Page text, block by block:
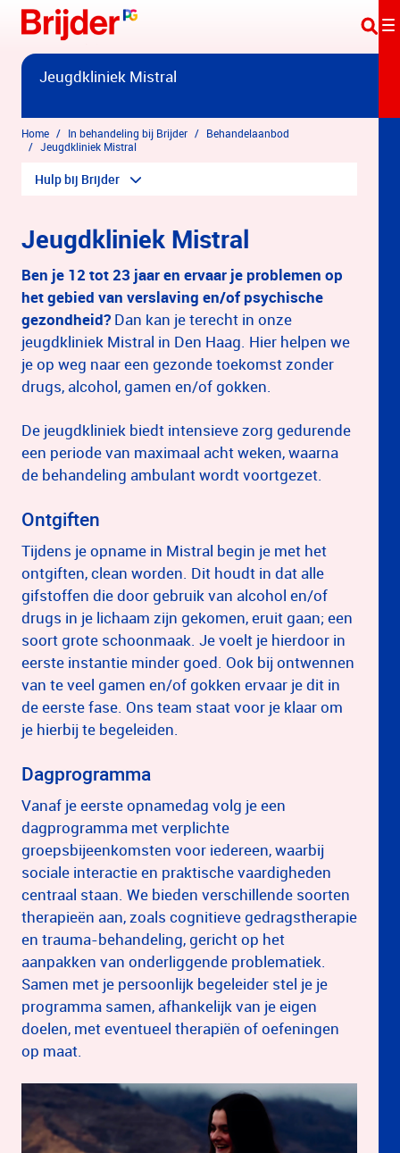
Overslaan en naar hoofdinhoud gaan
Jeugdkliniek Mistral
Home In behandeling bij Brijder
Behandelaanbod
Jeugdkliniek Mistral
Hulp bij Brijder
Jeugdkliniek Mistral
Ben je 12 tot 23 jaar en ervaar je problemen op
het gebied van verslaving en/of psychische
gezondheid? Dan kan je terecht in onze
jeugdkliniek Mistral in Den Haag. Hier helpen we
je op weg naar een gezonde toekomst zonder
drugs, alcohol, gamen en/of gokken.
De jeugdkliniek biedt intensieve zorg gedurende
een periode van maximaal acht weken, waarna
de behandeling ambulant wordt voortgezet.
Ontgiften
Tijdens je opname in Mistral begin je met het
ontgiften, clean worden. Dit houdt in dat alle
gifstoffen die door gebruik van alcohol en/of
drugs in je lichaam zijn gekomen, eruit gaan; een
soort grote schoonmaak. Je voelt je hierdoor in
eerste instantie minder goed. Ook bij ontwennen
van te veel gamen en/of gokken ervaar je dit in
de eerste fase. Ons team staat voor je klaar om
je hierbij te begeleiden.
Dagprogramma
Vanaf je eerste opnamedag volg je een
dagprogramma met verplichte
groepsbijeenkomsten voor iedereen, waarbij
sociale interactie en praktische vaardigheden
centraal staan. We bieden verschillende soorten
therapieën aan, zoals cognitieve gedragstherapie
en trauma-behandeling, gericht op het
aanpakken van onderliggende problematiek.
Samen met je persoonlijk begeleider stel je je
programma samen, afhankelijk van je eigen
doelen, met eventueel therapiën of oefeningen
op maat.